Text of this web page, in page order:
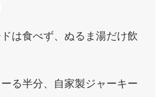
は食べず、ぬるま湯だけ飲
る半分、自家製ジャーキー